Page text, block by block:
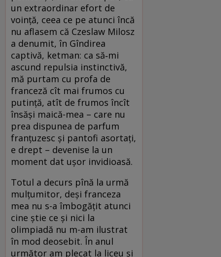
un extraordinar efort de
voință, ceea ce pe atunci încă
nu aflasem că Czeslaw Milosz
a denumit, în Gîndirea
captivă, ketman: ca să‑mi
ascund repulsia instinctivă,
mă purtam cu profa de
franceză cît mai frumos cu
putință, atît de frumos încît
însăși maică-mea – care nu
prea dispunea de parfum
franțuzesc și pantofi asortați,
e drept – devenise la un
moment dat ușor invidioasă.
Totul a decurs pînă la urmă
mulțumitor, deși franceza
mea nu s-a îmbogățit atunci
cine știe ce și nici la
olimpiadă nu m-am ilustrat
în mod deosebit. În anul
următor am plecat la liceu și